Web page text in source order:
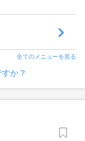
全てのメニューを見る
か？